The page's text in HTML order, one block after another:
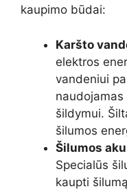
kaupimo būdai:
Karšto
elektros
vandeniui
šildymui.
šilumos
Šilumos
Specialūs
kaupti